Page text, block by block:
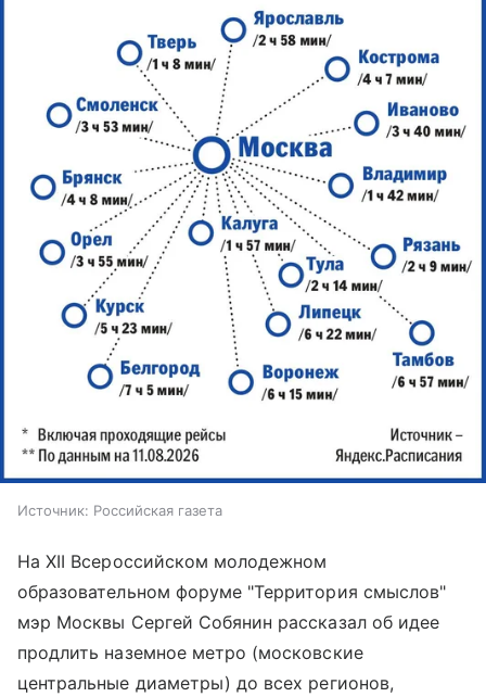
Источник: Российская газета
На XII Всероссийском молодежном
образовательном форуме "Территория смыслов"
мэр Москвы Сергей Собянин рассказал об идее
продлить наземное метро (московские
центральные диаметры) до всех регионов,